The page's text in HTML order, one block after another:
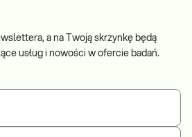
a na Twoją skrzynkę będą
usług i nowości w ofercie badań.